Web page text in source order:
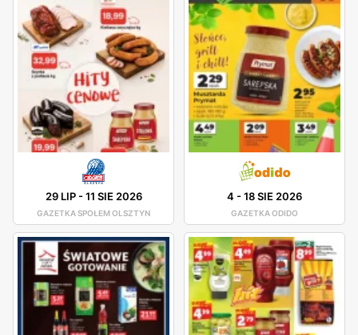
29 LIP-11 SIE 2026
GAZETKA SPOŁEM OLSZTYN
4 -18 SIE 2026
GAZETKA ODIDO